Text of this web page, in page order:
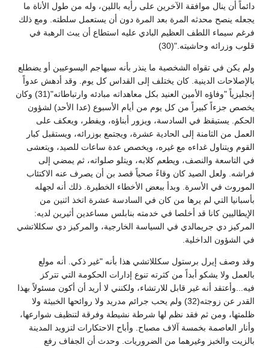
دائماً أن ينال موافقة الآخرين على رأيه باللين، وله من طول الأناة ما
يجعله ينصح محدثه المرة بعد المرة دون أن يستعمل سلطته. ومع ذلك
فرغم سيماء اللطف العظيم البادي عليه استطاع أن يبث الرهبة في
قلوب وزرائه وحاشيته."(30)
ولم يكن في تقواه الشخصية ما ينذر بأنه سيهاجم اليسوعيين أو يضطلع
بالإصلاحات الدينية. كان يختلف إلى القداس كل يوم. وقد أدهش عدواً
إنجليزياً "وفاؤه الأمين العنيد بكل معاهداته مبادئه وارتباطاته"(31) وكان
يخصص جزءاً كبيراً من كل يوم من أيام الأسبوع (عدا الأحد) لشؤون
الحكم. يستيقظ في السادسة، ويزور أبناؤه، ويفطر، ويعكف على
العمل من الثامنة إلى الحادية عشرة، ويجتمع بوزرائه، ويستقبل كبار
القوم ويتناول غداءه مع غيره، ويخصص عدة ساعات للصيد، ويتعشى
في التاسعة والنصف، ويطعم كلابه، ويتلو صلواته، ثم يمضي إلى
فراشه. ولعل الصيد كان وقاءً صحياً قصد بن أن يصرف عنه الاكتئاب
الموروث في الأسرة. وبدأ ببعض الأخطاء الخطيرة. ذلك أنه لجهله
بأسبانيا التي لم يرها من كان في السادسة عشرة اتخذ اثنين من
الإيطاليين كانا قد أخلصا في خدمته بنابلس مساعدين أثيرين لديه:
المركيز دي جريمالدي في السياسة الخارجية، والمركيز دي سكللاتشي
في الشؤون الداخلية.
وقد وصف إيرل برستول سكللاتشي هذا بأنه "غير ذكي. أنه مولع
بالعمل ولا يشكو أبداً من كثرته تنوع إدارات الحكومة التي تتركز
فيه...وأعتقد أنه غير قابل للارتشاء، ولكنني لا أريد أن أكون مسئولاً بهذا
القدر عن زوجته(32) ولم يحب جرائم مدريد ولا روائحها الخبيثة ولا
ظلمتها، ومن ثم فقد نظم لها شرطة نشيطة وفرقة لتنظيف شوارعها،
وأنار العاصمة بخمسة آلاف مصباح. وأباح الاحتكارات لتزويد المدينة
بالزيت والخبز وغيرهما من الضروريات. وحدث أن الجفاف رفع